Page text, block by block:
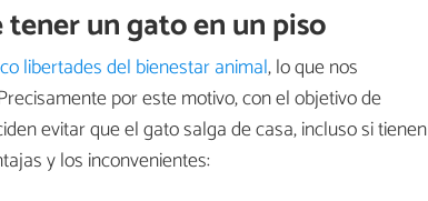
un gato en un piso
libertades del bienestar animal, lo que nos
por este motivo, con el objetivo de
evitar que el gato salga de casa, incluso si tienen
y los inconvenientes: